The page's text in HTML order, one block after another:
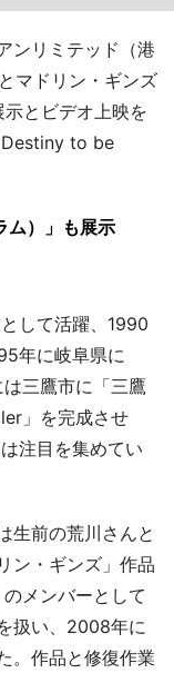
ンリミテッド（港
マドリン・ギンズ
とビデオ上映を
Destiny to be
ム）」も展示
して活躍、1990
年に岐阜県に
三鷹市に「三鷹
」を完成させ
注目を集めてい
生前の荒川さんと
ン・ギンズ」作品
メンバーとして
扱い、2008年に
。作品と修復作業